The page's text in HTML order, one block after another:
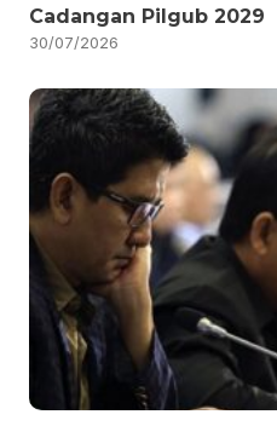
Cadangan Pilgub 2029
30/07/2026